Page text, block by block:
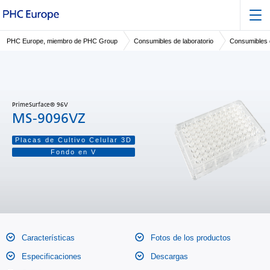
PHC Europe, miembro de PHC Group Consumibles de laboratorio Consumibles
PrimeSurface® 96V
MS-9096VZ
Placas de Cultivo Celular 3D
Fondo en V
Características Fotos de los productos
Especificaciones Descargas